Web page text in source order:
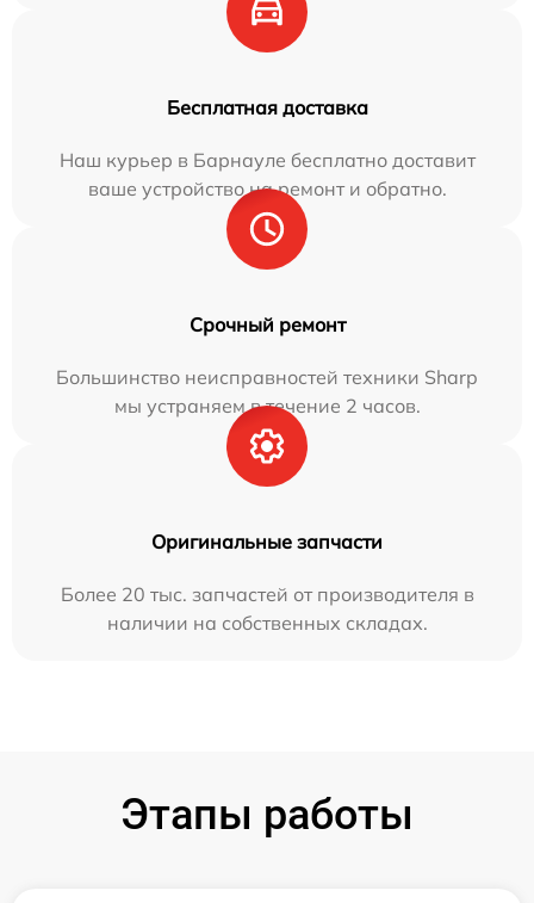
Бесплатная доставка
Наш курьер в Барнауле бесплатно доставит
ваше устройство на ремонт и обратно.
Срочный ремонт
Большинство неисправностей техники Sharp
мы устраняем в течение 2 часов.
Оригинальные запчасти
Более 20 тыс. запчастей от производителя в
наличии на собственных складах.
Этапы работы